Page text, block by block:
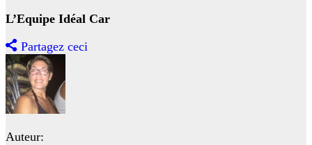
L’Equipe Idéal Car
Partagez ceci
Auteur: